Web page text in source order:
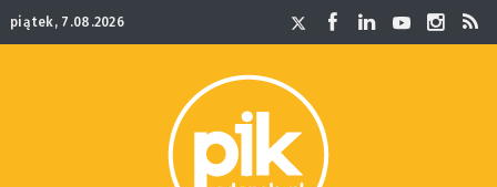
piątek, 7.08.2026